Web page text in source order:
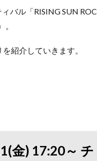
バル「RISING SUN
紹介していきます。
金) 17:20～ チ